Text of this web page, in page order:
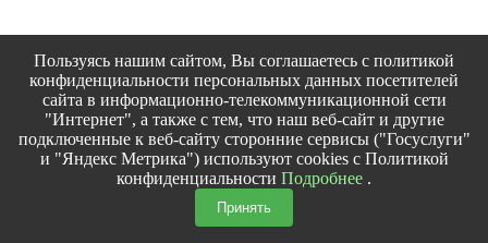
Пользуясь нашим сайтом, Вы соглашаетесь с политикой
конфиденциальности персональных данных посетителей
сайта в информационно-телекоммуникационной сети
"Интернет", а также с тем, что наш веб-сайт и другие
подключенные к веб-сайту сторонние сервисы ("Госуслуги"
и "Яндекс Метрика") используют cookies с Политикой
конфиденциальности Подробнее .
Принять